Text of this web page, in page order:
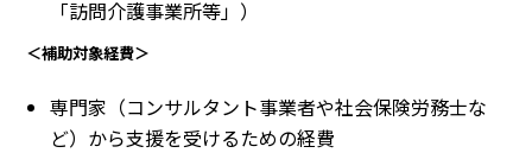
「訪問介護事業所等」）
＜補助対象経費＞
専門家（コンサルタント事業者や社会保険労務士な
ど）から支援を受けるための経費